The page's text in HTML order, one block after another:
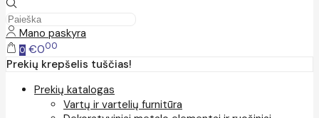
Mano paskyra
0 €000
Prekių krepšelis tuščias!
Prekių katalogas
Vartų ir vartelių furnitūra